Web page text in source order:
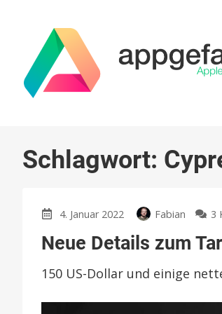
Schlagwort:
4. Januar 2022 Fabian 3
Neue Details zum
150 US-Dollar und einige